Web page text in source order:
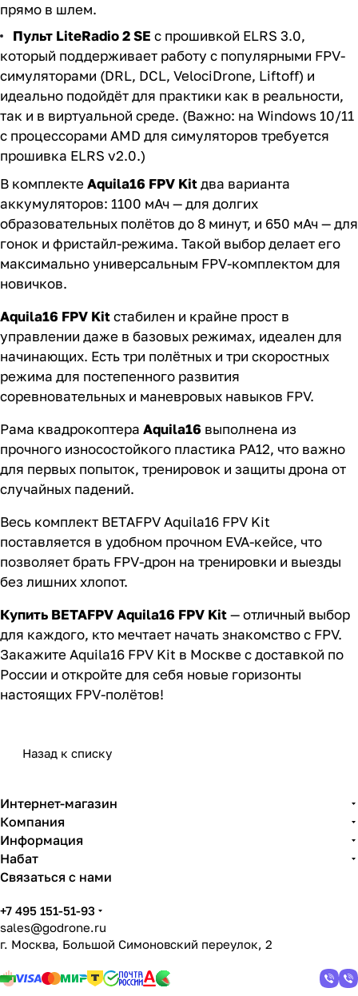
прямо в шлем.
Пульт LiteRadio 2 SE с прошивкой ELRS 3.0,
который поддерживает работу с популярными FPV-
симуляторами (DRL, DCL, VelociDrone, Liftoff) и
идеально подойдёт для практики как в реальности,
так и в виртуальной среде. (Важно: на Windows 10/11
с процессорами AMD для симуляторов требуется
прошивка ELRS v2.0.)
В комплекте Aquila16 FPV Kitдва варианта
аккумуляторов: 1100 мАч — для долгих
образовательных полётов до 8 минут, и 650 мАч — для
гонок и фристайл-режима. Такой выбор делает его
максимально универсальным FPV-комплектом для
новичков.
Aquila16 FPV Kitстабилен и крайне прост в
управлении даже в базовых режимах, идеален для
начинающих. Есть три полётных и три скоростных
режима для постепенного развития
соревновательных и маневровых навыков FPV.
Рама квадрокоптера Aquila16 выполнена из
прочного износостойкого пластика PA12, что важно
для первых попыток, тренировок и защиты дрона от
случайных падений.
Весь комплект BETAFPV Aquila16 FPV Kit
поставляется в удобном прочном EVA-кейсе, что
позволяет брать FPV-дрон на тренировки и выезды
без лишних хлопот.
Купить BETAFPV Aquila16 FPV Kit— отличный выбор
для каждого, кто мечтает начать знакомство с FPV.
Закажите Aquila16 FPV Kit в Москве с доставкой по
России и откройте для себя новые горизонты
настоящих FPV-полётов!
Назад к списку
Интернет-магазин
Компания
Информация
Набат
Связаться с нами
+7 495 151-51-93
sales@godrone.ru
г. Москва, Большой Симоновский переулок, 2